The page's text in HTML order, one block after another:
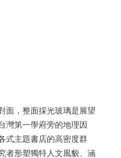
面，整面採光玻璃是展望
灣第一學府旁的地理因
式主題書店的高密度群
者形塑獨特人文風貌、涵